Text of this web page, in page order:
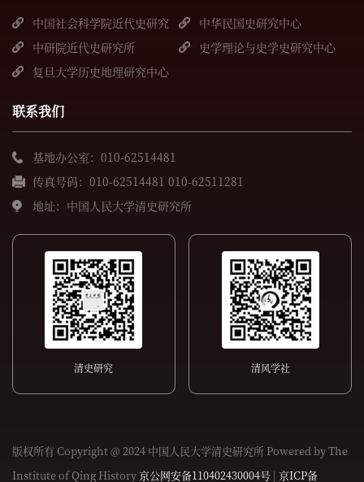
中国社会科学院近代史研究
所
中华民国史研究中心
中研院近代史研究所
史学理论与史学史研究中心
复旦大学历史地理研究中心
联系我们
基地办公室：010-62514481
传真号码：010-62514481 010-62511281
地址：中国人民大学清史研究所
清史研究 清风学社
版权所有 Copyright @ 2024 中国人民大学清史研究所 Powered by The
Institute of Qing History京公网安备110402430004号 | 京ICP备